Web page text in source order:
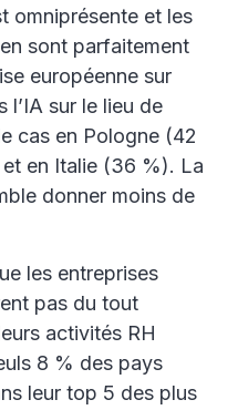
omniprésente et les
sont parfaitement
européenne sur
l’IA sur le lieu de
cas en Pologne (42
en Italie (36 %). La
donner moins de
les entreprises
pas du tout
activités RH
8 % des pays
leur top 5 des plus